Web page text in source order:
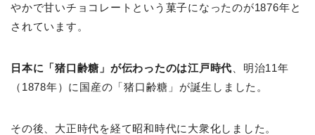
やかで甘いチョコレートという菓子になったのが1876年と
されています。
日本に「猪口齢糖」が伝わったのは江戸時代 、明治11年
（1878年）に国産の「猪口齢糖」が誕生しました。
その後、大正時代を経て昭和時代に大衆化しました。